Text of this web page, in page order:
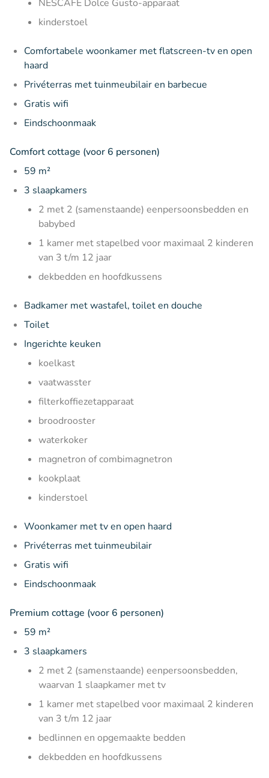
NESCAFÉ Dolce Gusto-apparaat
kinderstoel
Comfortabele woonkamer met flatscreen-tv en open
haard
Privéterras met tuinmeubilair en barbecue
Gratis wifi
Eindschoonmaak
Comfort cottage (voor 6 personen)
59 m²
3 slaapkamers
2 met 2 (samenstaande) eenpersoonsbedden en
babybed
1 kamer met stapelbed voor maximaal 2 kinderen
van 3 t/m 12 jaar
dekbedden en hoofdkussens
Badkamer met wastafel, toilet en douche
Toilet
Ingerichte keuken
koelkast
vaatwasster
filterkoffiezetapparaat
broodrooster
waterkoker
magnetron of combimagnetron
kookplaat
kinderstoel
Woonkamer met tv en open haard
Privéterras met tuinmeubilair
Gratis wifi
Eindschoonmaak
Premium cottage (voor 6 personen)
59 m²
3 slaapkamers
2 met 2 (samenstaande) eenpersoonsbedden,
waarvan 1 slaapkamer met tv
1 kamer met stapelbed voor maximaal 2 kinderen
van 3 t/m 12 jaar
bedlinnen en opgemaakte bedden
dekbedden en hoofdkussens